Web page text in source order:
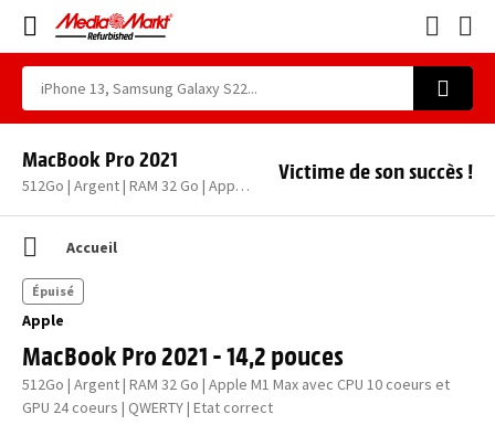
MacBook Pro 2021
512Go | Argent | RAM 32 Go | Apple M1 Max avec CPU 10 coeurs et GPU 24 coeurs | QWERTY | Etat correct
Victime de son succès !
Accueil
Apple
MacBook Pro 2021 - 14,2 pouces
512Go | Argent | RAM 32 Go | Apple M1 Max avec CPU 10 coeurs et
GPU 24 coeurs | QWERTY | Etat correct
Épuisé